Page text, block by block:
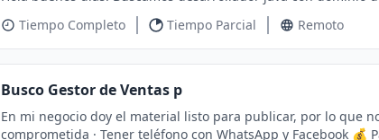
Tiempo Completo
Tiempo Parcial Remoto
Busco Gestor de Ventas p
En mi negocio doy el material listo para publicar, por lo que no necesitas
comprometida · Tener teléfono con WhatsApp y Facebook 💰 Pago: 30% a 50% de comisión ⏰ Sin horarios fijos 💻 100% remoto 🆓 No